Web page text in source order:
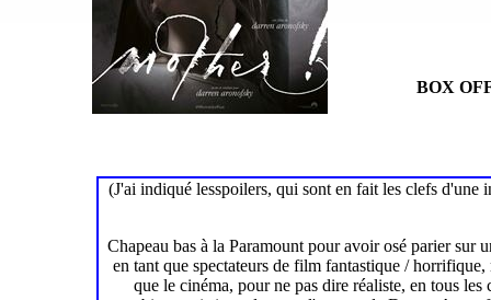
BOX
(J'ai indiqué lesspoilers, qui sont en fait les clefs
Chapeau bas à la Paramount pour avoir osé parier sur
en tant que spectateurs de film fantastique /
que le cinéma, pour ne pas dire réaliste, en tous